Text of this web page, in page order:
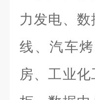
力发电、
线、汽车
房、工业